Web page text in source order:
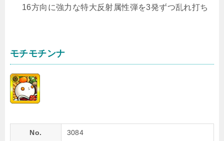
16方向に強力な特大反射属性弾を3発ずつ乱れ打ち
モチモチンナ
No. 3084